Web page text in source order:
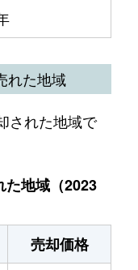
れた地域
された地域で
た地域（2023
売却価格